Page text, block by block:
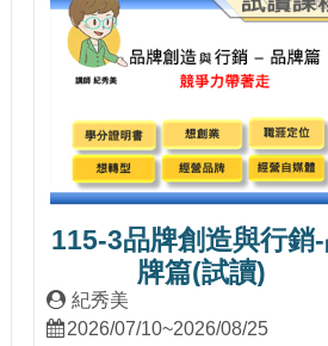
115-3品牌創造與行銷
牌篇(試讀)
紀秀美
2026/07/10~2026/08/25